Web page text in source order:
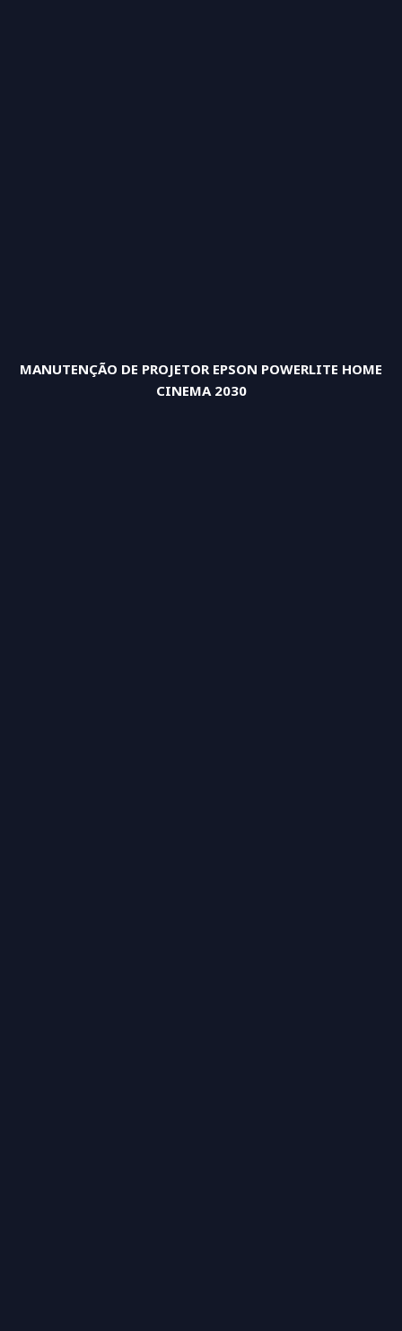
MANUTENÇÃO DE PROJETOR EPSON POWERLITE HOME
CINEMA 2030